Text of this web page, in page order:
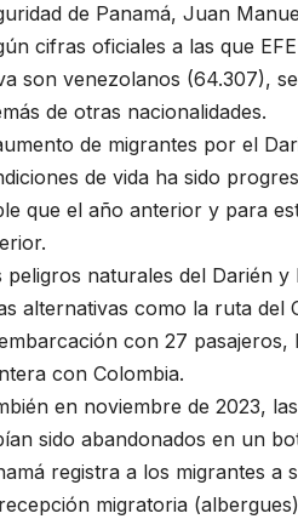
de Panamá, Juan
cifras oficiales a las que
son venezolanos (64.307),
de otras nacionalidades.
de migrantes por el
de vida ha sido
que el año anterior y para
peligros naturales del Darién
alternativas como la ruta del
con 27
con Colombia.
en noviembre de 2023,
sido abandonados en un
registra a los migrantes a
migratoria